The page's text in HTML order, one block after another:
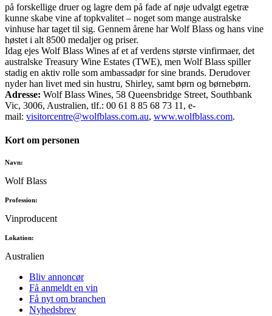
på forskellige druer og lagre dem på fade af nøje udvalgt egetræ
kunne skabe vine af topkvalitet – noget som mange australske
vinhuse har taget til sig. Gennem årene har Wolf Blass og hans vine
høstet i alt 8500 medaljer og priser.
Idag ejes Wolf Blass Wines af et af verdens største vinfirmaer, det
australske Treasury Wine Estates (TWE), men Wolf Blass spiller
stadig en aktiv rolle som ambassadør for sine brands. Derudover
nyder han livet med sin hustru, Shirley, samt børn og børnebørn.
Adresse: Wolf Blass Wines, 58 Queensbridge Street, Southbank
Vic, 3006, Australien, tlf.: 00 61 8 85 68 73 11, e-
mail: visitorcentre@wolfblass.com.au, www.wolfblass.com.
Kort om personen
Navn:
Wolf Blass
Profession:
Vinproducent
Lokation:
Australien
Bliv annoncør
Få anmeldt en vin
Få nyt om branchen
Nyhedsbrev